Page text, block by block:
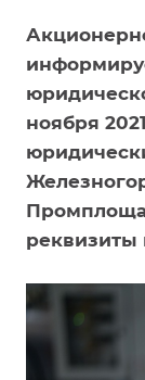
ноября
реквизиты